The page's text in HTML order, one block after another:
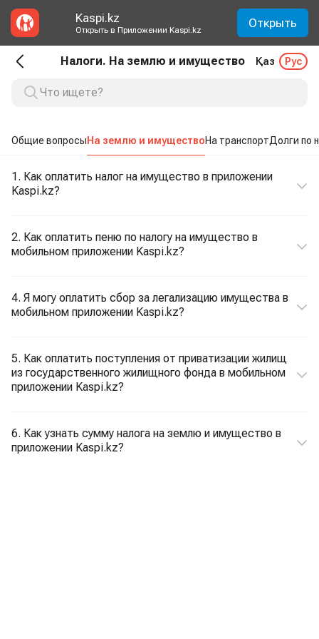
Kaspi.kz
Открыть в Приложении Kaspi.kz Открыть
Налоги. На землю и имущество Қаз Рус
Общие вопросыНа землю и имуществоНа транспортДолги по
1. Как оплатить налог на имущество в приложении
Kaspi.kz?
2. Как оплатить пеню по налогу на имущество в
мобильном приложении Kaspi.kz?
4. Я могу оплатить сбор за легализацию имущества в
мобильном приложении Kaspi.kz?
5. Как оплатить поступления от приватизации жилищ
из государственного жилищного фонда в мобильном
приложении Kaspi.kz?
6. Как узнать сумму налога на землю и имущество в
приложении Kaspi.kz?